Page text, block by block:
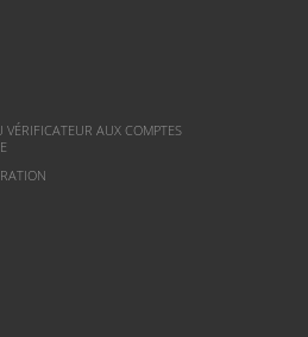
AUX COMPTES